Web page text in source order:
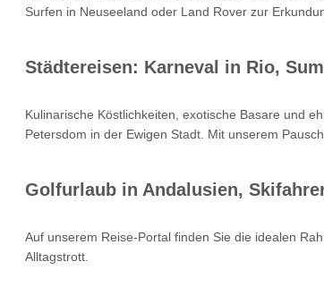
Surfen in Neuseeland oder Land Rover zur
Städtereisen: Karneval in Rio,
Kulinarische Köstlichkeiten, exotische Basare und
Petersdom in der Ewigen Stadt. Mit unserem
Golfurlaub in Andalusien,
Auf unserem Reise-Portal finden Sie die idealen
Alltagstrott.